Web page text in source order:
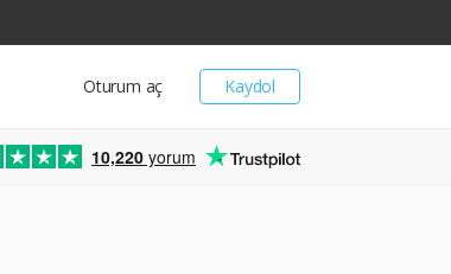
Kaydol
Oturum aç
10,220 yorum